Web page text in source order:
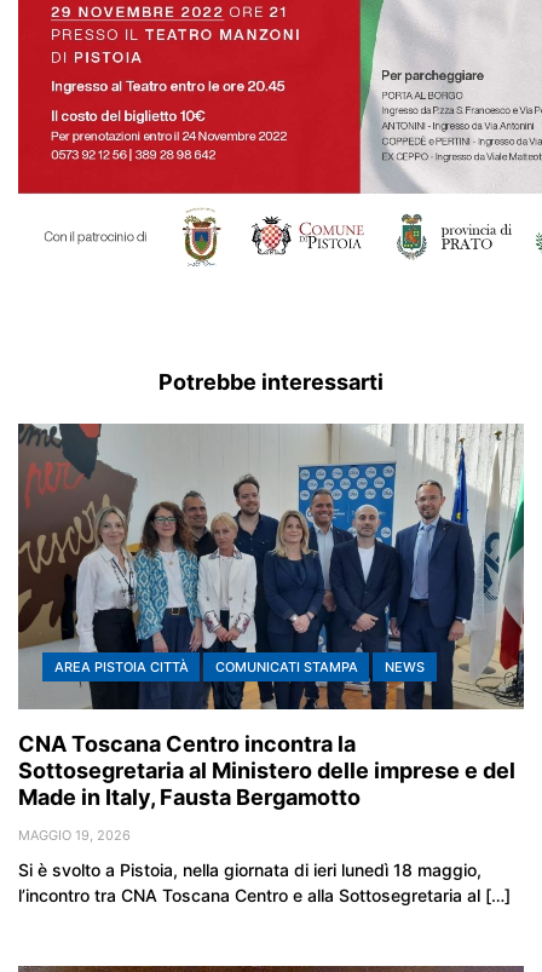
Potrebbe interessarti
AREA PISTOIA CITTÀ COMUNICATI STAMPA NEWS
CNA Toscana Centro incontra la
Sottosegretaria al Ministero delle imprese e del
Made in Italy, Fausta Bergamotto
MAGGIO 19, 2026
Si è svolto a Pistoia, nella giornata di ieri lunedì 18 maggio,
l’incontro tra CNA Toscana Centro e alla Sottosegretaria al […]